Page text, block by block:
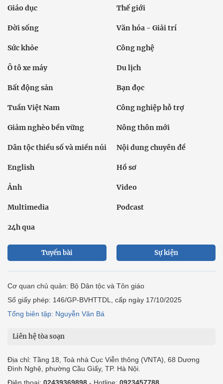
Giáo dục Thế giới
Đời sống Văn hóa - Giải trí
Sức khỏe Công nghệ
Ô tô xe máy Du lịch
Bất động sản Bạn đọc
Tuần Việt Nam Công nghiệp hỗ trợ
Giảm nghèo bền vững Nông thôn mới
Dân tộc thiểu số và miền núi Nội dung chuyên đề
English Hồ sơ
Ảnh Video
Multimedia Podcast
24h qua
Tuyến bài Sự kiện
Cơ quan chủ quản: Bộ Dân tộc và Tôn giáo
Số giấy phép: 146/GP-BVHTTDL, cấp ngày 17/10/2025
Tổng biên tập: Nguyễn Văn Bá
Liên hệ tòa soạn
Địa chỉ: Tầng 18, Toà nhà Cục Viễn thông (VNTA), 68 Dương
Đình Nghệ, phường Cầu Giấy, TP. Hà Nội.